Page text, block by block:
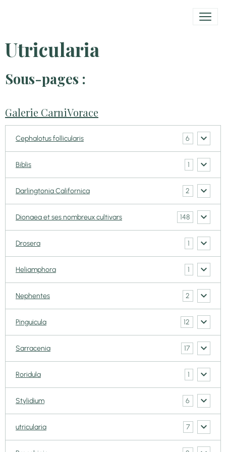
Utricularia
Sous-pages :
Galerie CarniVorace
Cephalotus follicularis 6
Biblis 1
Darlingtonia Californica 2
Dionaea et ses nombreux cultivars 148
Drosera 1
Heliamphora 1
Nephentes 2
Pinguicula 12
Sarracenia 17
Roridula 1
Stylidium 6
utricularia 7